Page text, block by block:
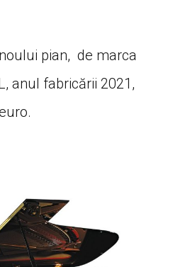
pian, de marca
anul fabricării 2021,